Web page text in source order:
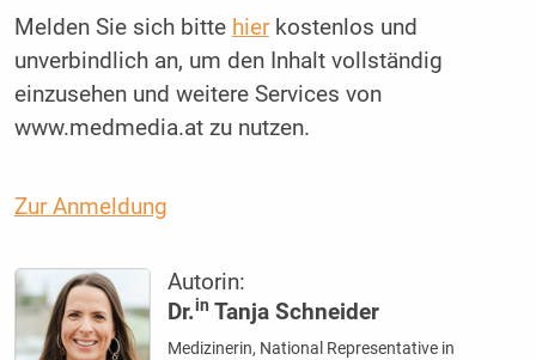
Melden Sie sich bitte hierkostenlos und
unverbindlich an, um den Inhalt vollständig
einzusehen und weitere Services von
www.medmedia.at zu nutzen.
Zur Anmeldung
Autorin:
Dr.in Tanja Schneider
Medizinerin, National Representative in